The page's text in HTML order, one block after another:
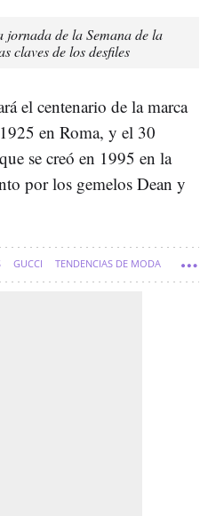
de la Semana de la
claves de los desfiles
el centenario de la marca
en Roma, y el 30
se creó en 1995 en la
por los gemelos Dean y
GUCCI TENDENCIAS DE MODA